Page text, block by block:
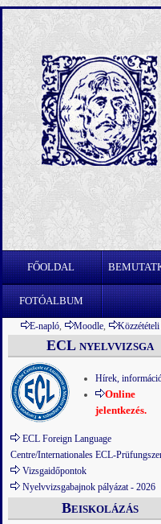
FŐOLDAL
FOTÓALBUM
E-napló, Moodle,
ECL nyelvvizsga
Hírek,
Online
jelentkezés.
ECL Foreign Language
Centre/Internationales ECL-
Vizsgaidőpontok
Nyelvvizsgabajnok pályázat - 2026
Beiskolázás